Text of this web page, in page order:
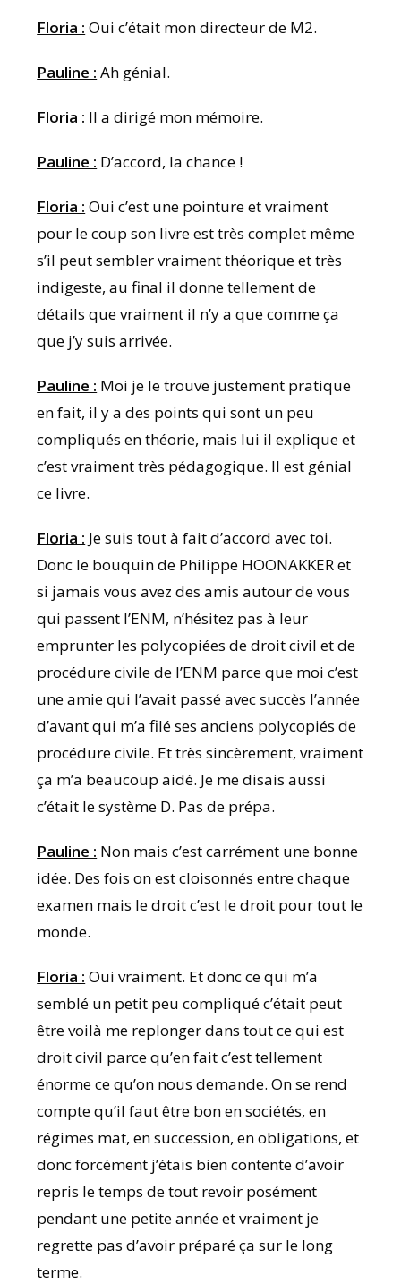
Floria : Oui c’était mon directeur de M2.
Pauline : Ah génial.
Floria : Il a dirigé mon mémoire.
Pauline : D’accord, la chance !
Floria : Oui c’est une pointure et vraiment
pour le coup son livre est très complet même
s’il peut sembler vraiment théorique et très
indigeste, au final il donne tellement de
détails que vraiment il n’y a que comme ça
que j’y suis arrivée.
Pauline : Moi je le trouve justement pratique
en fait, il y a des points qui sont un peu
compliqués en théorie, mais lui il explique et
c’est vraiment très pédagogique. Il est génial
ce livre.
Floria : Je suis tout à fait d’accord avec toi.
Donc le bouquin de Philippe HOONAKKER et
si jamais vous avez des amis autour de vous
qui passent l’ENM, n’hésitez pas à leur
emprunter les polycopiées de droit civil et de
procédure civile de l’ENM parce que moi c’est
une amie qui l’avait passé avec succès l’année
d’avant qui m’a filé ses anciens polycopiés de
procédure civile. Et très sincèrement, vraiment
ça m’a beaucoup aidé. Je me disais aussi
c’était le système D. Pas de prépa.
Pauline : Non mais c’est carrément une bonne
idée. Des fois on est cloisonnés entre chaque
examen mais le droit c’est le droit pour tout le
monde.
Floria : Oui vraiment. Et donc ce qui m’a
semblé un petit peu compliqué c’était peut
être voilà me replonger dans tout ce qui est
droit civil parce qu’en fait c’est tellement
énorme ce qu’on nous demande. On se rend
compte qu’il faut être bon en sociétés, en
régimes mat, en succession, en obligations, et
donc forcément j’étais bien contente d’avoir
repris le temps de tout revoir posément
pendant une petite année et vraiment je
regrette pas d’avoir préparé ça sur le long
terme.